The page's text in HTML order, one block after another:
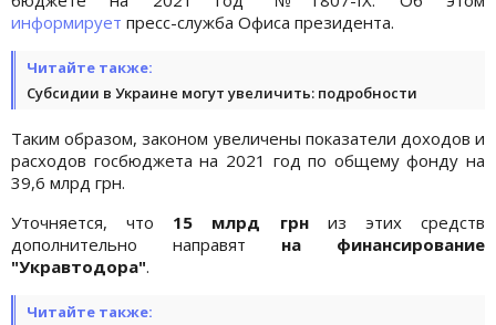
информирует пресс-служба Офиса президента.
Читайте также:
Субсидии в Украине могут увеличить: подробности
Таким образом, законом увеличены показатели доходов и
расходов госбюджета на 2021 год по общему фонду на
39,6 млрд грн.
Уточняется, что 15 млрд грниз этих средств
дополнительно направят на финансирование
"Укравтодора".
Читайте также: